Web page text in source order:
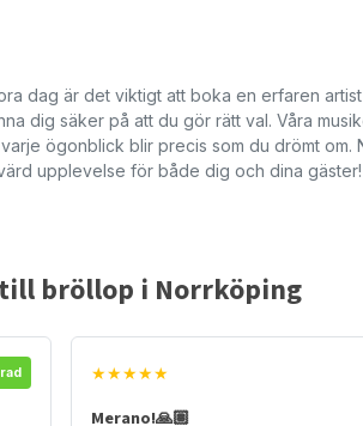
dag är det viktigt att boka en erfaren
dig säker på att du gör rätt val. Våra
ögonblick blir precis som du drömt om.
upplevelse för både dig och dina gäster!
bröllop i Norrköping
★★★★★
Merano!🙏🏽